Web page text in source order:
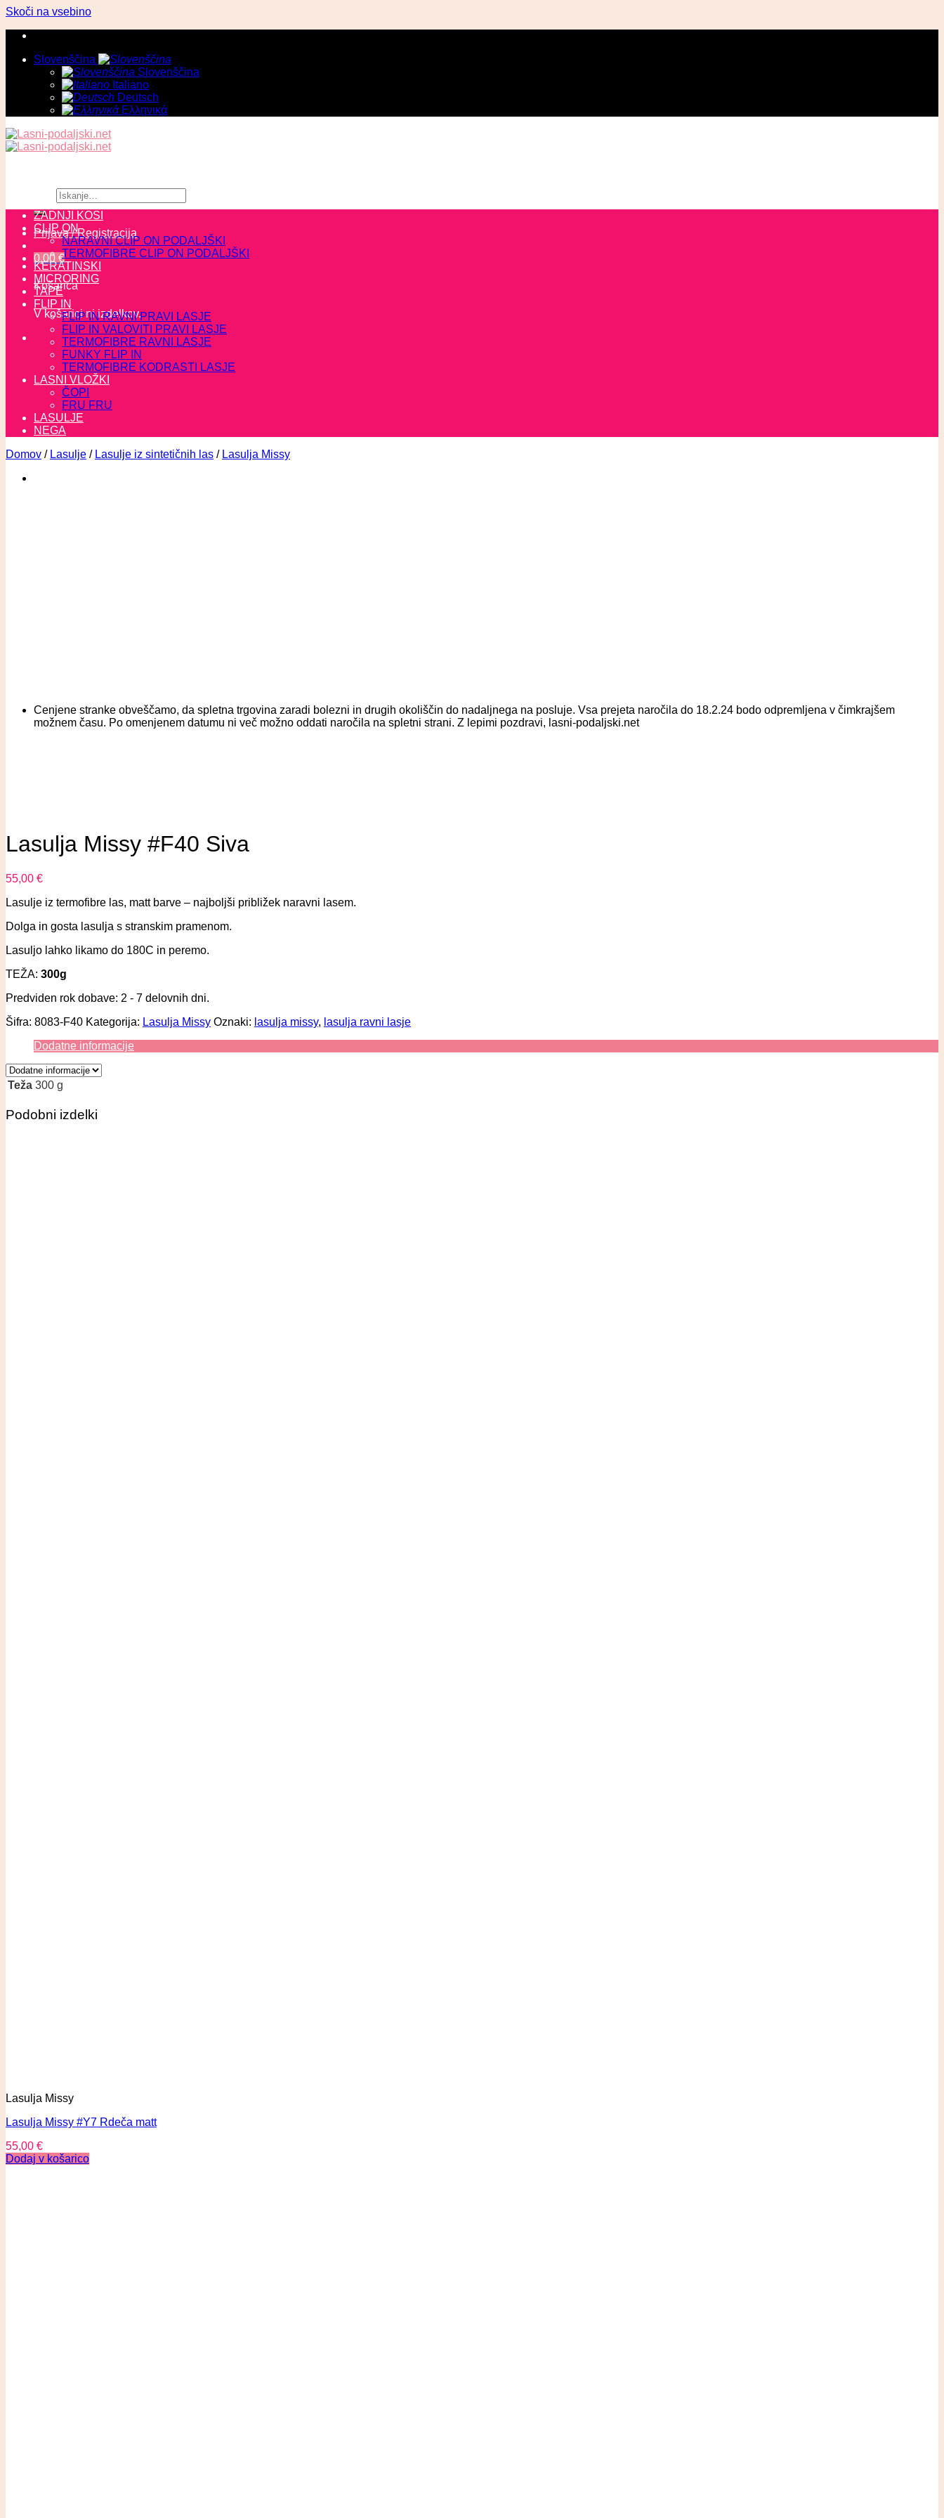
Skoči na vsebino
Slovenščina
Slovenščina
Italiano
Deutsch
Ελληνικά
Prijava / Registracija
0,00 €
Košarica
V košarici ni izdelkov.
ZADNJI KOSI
CLIP ON
NARAVNI CLIP ON PODALJŠKI
TERMOFIBRE CLIP ON PODALJŠKI
KERATINSKI
MICRORING
TAPE
FLIP IN
FLIP IN RAVNI PRAVI LASJE
FLIP IN VALOVITI PRAVI LASJE
TERMOFIBRE RAVNI LASJE
FUNKY FLIP IN
TERMOFIBRE KODRASTI LASJE
LASNI VLOŽKI
ČOPI
FRU FRU
LASULJE
NEGA
Domov / Lasulje / Lasulje iz sintetičnih las / Lasulja Missy
Cenjene stranke obveščamo, da spletna trgovina zaradi bolezni in drugih okoliščin do nadaljnega na posluje. Vsa prejeta naročila do 18.2.24 bodo odpremljena v čimkrajšem
možnem času. Po omenjenem datumu ni več možno oddati naročila na spletni strani. Z lepimi pozdravi, lasni-podaljski.net
Lasulja Missy #F40 Siva
55,00 €
Lasulje iz termofibre las, matt barve – najboljši približek naravni lasem.
Dolga in gosta lasulja s stranskim pramenom.
Lasuljo lahko likamo do 180C in peremo.
TEŽA: 300g
Predviden rok dobave: 2 - 7 delovnih dni.
Šifra: 8083-F40 Kategorija: Lasulja Missy Oznaki: lasulja missy, lasulja ravni lasje
Dodatne informacije
Teža 300 g
Podobni izdelki
Lasulja Missy
Lasulja Missy #Y7 Rdeča matt
55,00 €
Dodaj v košarico